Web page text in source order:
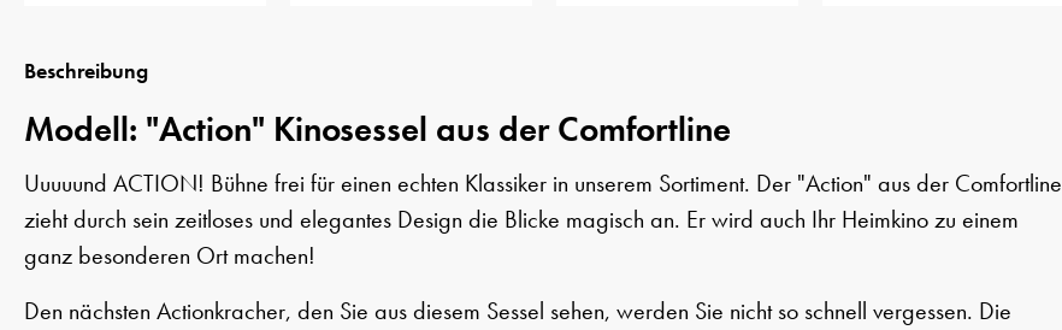
Beschreibung
Modell: "Action" Kinosessel aus der Comfortline
Uuuuund ACTION! Bühne frei für einen echten Klassiker in unserem Sortiment. Der "Action" aus der Comfortline
zieht durch sein zeitloses und elegantes Design die Blicke magisch an. Er wird auch Ihr Heimkino zu einem
ganz besonderen Ort machen!
Den nächsten Actionkracher, den Sie aus diesem Sessel sehen, werden Sie nicht so schnell vergessen. Die